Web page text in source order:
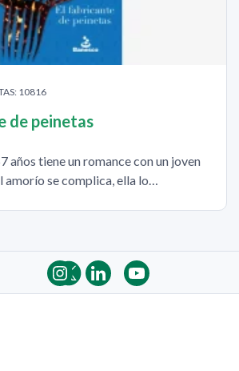
10816
de peinetas
años tiene un romance con un joven
amorío se complica, ella lo…